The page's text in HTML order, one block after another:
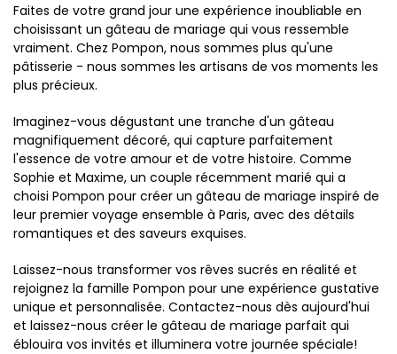
Faites de votre grand jour une expérience inoubliable en
choisissant un gâteau de mariage qui vous ressemble
vraiment. Chez Pompon, nous sommes plus qu'une
pâtisserie - nous sommes les artisans de vos moments les
plus précieux.
Imaginez-vous dégustant une tranche d'un gâteau
magnifiquement décoré, qui capture parfaitement
l'essence de votre amour et de votre histoire. Comme
Sophie et Maxime, un couple récemment marié qui a
choisi Pompon pour créer un gâteau de mariage inspiré de
leur premier voyage ensemble à Paris, avec des détails
romantiques et des saveurs exquises.
Laissez-nous transformer vos rêves sucrés en réalité et
rejoignez la famille Pompon pour une expérience gustative
unique et personnalisée. Contactez-nous dès aujourd'hui
et laissez-nous créer le gâteau de mariage parfait qui
éblouira vos invités et illuminera votre journée spéciale!